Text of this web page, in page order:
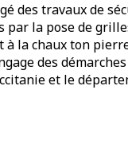
des travaux de
par la pose de
la chaux ton
des
et le